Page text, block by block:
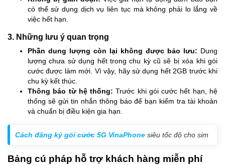
có thể sử dụng dịch vụ liên tục mà không phải lo lắng về
việc hết hạn.
3. Những lưu ý quan trọng
Phần dung lượng còn lại không được bảo lưu: Dung
lượng chưa sử dụng hết trong chu kỳ cũ sẽ bị xóa khi gói
cước được làm mới. Vì vậy, hãy sử dụng hết 2GB trước khi
chu kỳ kết thúc.
Thông báo từ hệ thống: Trước khi gói cước hết hạn, hệ
thống sẽ gửi tin nhắn thông báo để bạn kiểm tra tài khoản
và chuẩn bị điều kiện gia hạn.
Cách đăng ký gói cước 5G VinaPhone siêu tốc độ cho sim
Bảng cú pháp hỗ trợ khách hàng miễn phí